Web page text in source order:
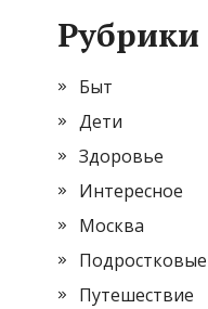
Рубрики
Быт
Дети
Здоровье
Интересное
Москва
Путешествие